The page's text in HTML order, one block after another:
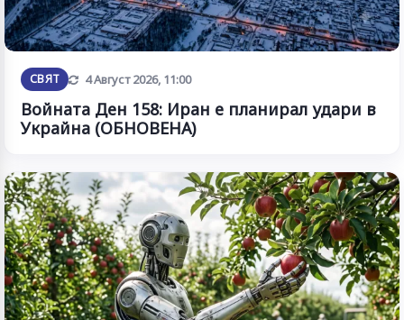
СВЯТ Обновена
4 Август 2026, 11:00
Войната Ден 158: Иран е планирал удари в
Украйна (ОБНОВЕНА)